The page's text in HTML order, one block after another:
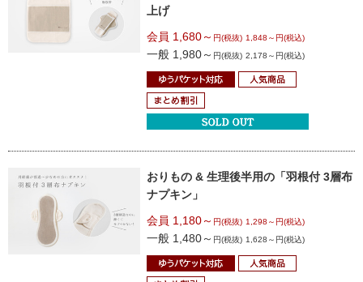
上げ
会員 1,680～ 円(税抜) 1,848～円(税込)
一般 1,980～ 円(税抜) 2,178～円(税込)
おりもの & 生理後半用の 「羽根付 3層布
ナプキン」
会員 1,180～ 円(税抜) 1,298～円(税込)
一般 1,480～ 円(税抜) 1,628～円(税込)